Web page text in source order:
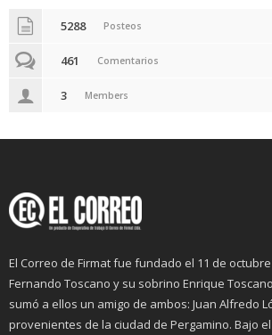
5288 Posteos
461 Comentarios
3 Members
El Correo de Firmat fue fundado el 11 de
Fernando Toscano y su sobrino Enrique
sumó a ellos un amigo de ambos: Juan Alfredo
provenientes de la ciudad de Pergamino. Bajo